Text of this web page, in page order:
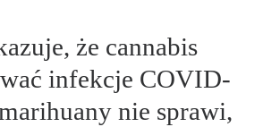
że cannabis
infekcje COVID-
nie sprawi,